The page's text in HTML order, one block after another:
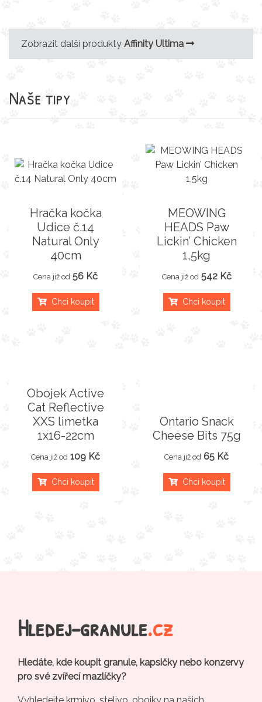
Zobrazit další produkty Affinity Ultima
Naše tipy
Hračka kočka
Udice č.14
Natural Only
40cm
Cena již od 56 Kč
Chci koupit
MEOWING
HEADS Paw
Lickin’ Chicken
1,5kg
Cena již od 542 Kč
Chci koupit
Obojek Active
Cat Reflective
XXS limetka
1x16-22cm
Cena již od 109 Kč
Chci koupit
Ontario Snack
Cheese Bits 75g
Cena již od 65 Kč
Chci koupit
Hledej-granule.cz
Hledáte, kde koupit granule, kapsičky nebo konzervy
pro své zvířecí mazlíčky?